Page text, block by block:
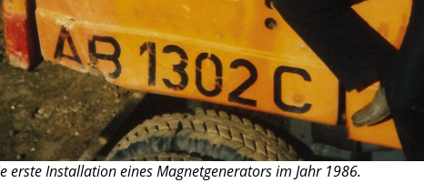
erste Installation eines Magnetgenerators im Jahr 1986.